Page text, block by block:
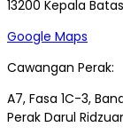
13200 Kepala
Google Maps
Cawangan Perak:
A7, Fasa 1C-3,
Perak Darul